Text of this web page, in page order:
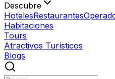
Descubre
HotelesRestaurantes
Habitaciones
Tours
Atractivos Turísticos
Blogs